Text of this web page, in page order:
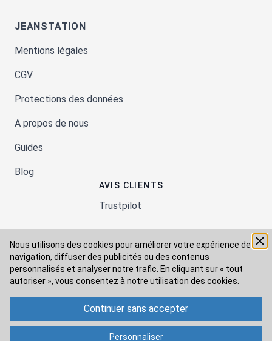
Nous utilisons des cookies pour améliorer votre expérience de
navigation, diffuser des publicités ou des contenus
personnalisés et analyser notre trafic. En cliquant sur « tout
autoriser », vous consentez à notre utilisation des cookies.
Continuer sans accepter
Personnaliser
JEANSTATION
Mentions légales
CGV
Protections des données
A propos de nous
Guides
Blog
AVIS CLIENTS
Trustpilot
Moyens de paiement
Modes de livraison